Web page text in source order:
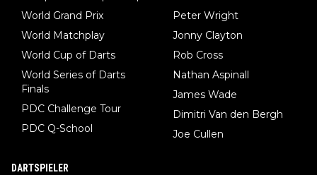
World Grand Prix
World Matchplay
World Cup of Darts
World Series of Darts
Finals
PDC Challenge Tour
PDC Q-School
Peter Wright
Jonny Clayton
Rob Cross
Nathan Aspinall
James Wade
Dimitri Van den Bergh
Joe Cullen
DARTSPIELER